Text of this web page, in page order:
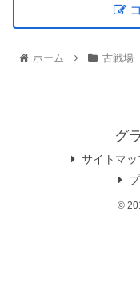
ホーム 古戦場
グ
サイトマッ
©